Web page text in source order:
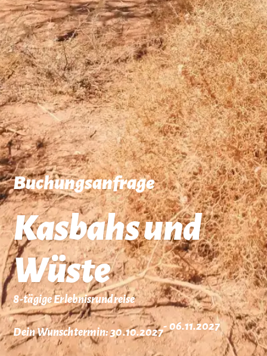
Buchungsanfrage
Kasbahs und
Wüste
8-tägige Erlebnisrundreise
Dein Wunschtermin: 30.10.2027- 06.11.2027